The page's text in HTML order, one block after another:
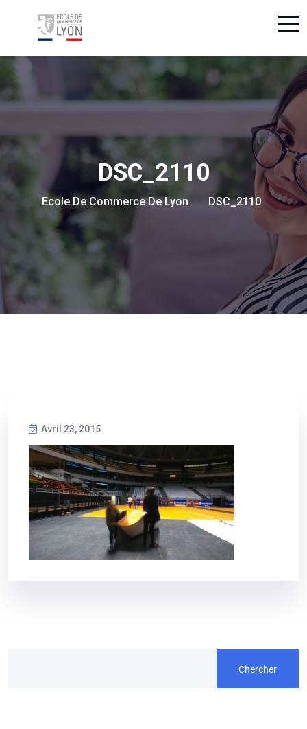
DSC_2110
Ecole De Commerce De Lyon DSC_2110
Avril 23, 2015
Chercher